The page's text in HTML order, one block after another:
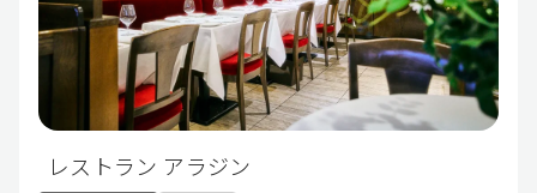
レストラン アラジン